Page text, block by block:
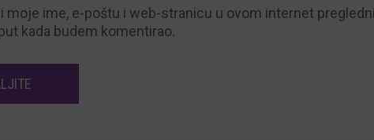
moje ime, e-poštu i web-stranicu u ovom internet
kada budem komentirao.